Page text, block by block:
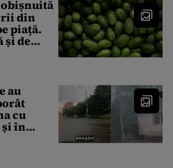
din
piață.
și de
au
cu
și în